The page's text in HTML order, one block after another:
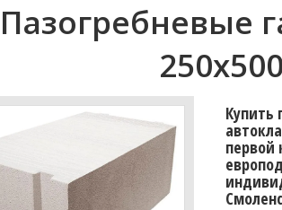
Пазогребневые
Купить
первой